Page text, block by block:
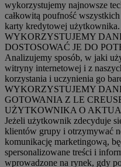
wykorzystujemy najnowsze
całkowitą poufność
karty kredytowej użytkownika.
WYKORZYSTUJEMY
DOSTOSOWAĆ JE DO
Analizujemy sposób, w jaki
witryny internetowej i z
korzystania i uczynienia go
WYKORZYSTUJEMY
GOTOWANIA Z LE
UŻYTKOWNIKA O
Jeżeli użytkownik zdecyduje
klientów grupy i otrzymywać
komunikację marketingową,
spersonalizowane treści i
wprowadzone na rynek, gdy